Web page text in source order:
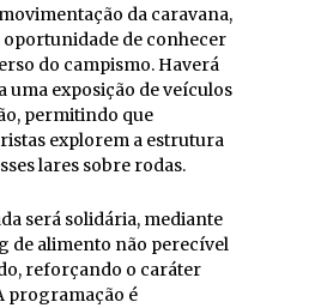
da caravana,
oportunidade de conhecer
do campismo. Haverá
uma exposição de veículos
permitindo que
explorem a estrutura
lares sobre rodas.
será solidária, mediante
de alimento não perecível
reforçando o caráter
programação é